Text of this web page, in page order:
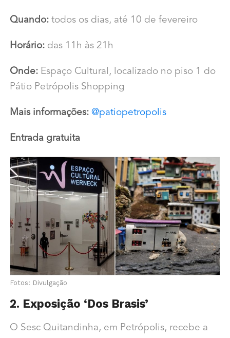
Quando:todos os dias, até 10 de fevereiro
Horário:das 11h às 21h
Onde:Espaço Cultural, localizado no piso 1 do
Pátio Petrópolis Shopping
Mais informações: @patiopetropolis
Entrada gratuita
Fotos: Divulgação
2. Exposição ‘Dos Brasis’
O Sesc Quitandinha, em Petrópolis, recebe a